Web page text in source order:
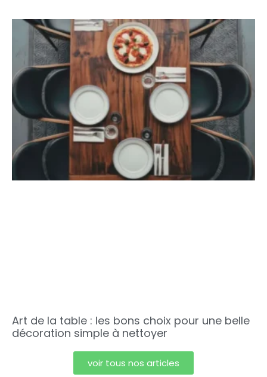
Art de la table : les bons choix pour une belle
décoration simple à nettoyer
voir tous nos articles